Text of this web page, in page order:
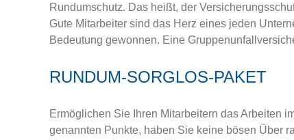
Rundumschutz. Das heißt, der
Gute Mitarbeiter sind das Herz eines jeden
Bedeutung gewonnen. Eine
RUNDUM-SORGLOS-PAKET
Ermöglichen Sie Ihren Mitarbeitern das Arbeiten
genannten Punkte, haben Sie keine bösen Über­